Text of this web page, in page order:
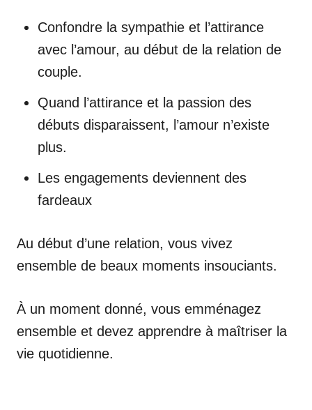
Confondre la sympathie et l’attirance
avec l’amour, au début de la relation de
couple.
Quand l’attirance et la passion des
débuts disparaissent, l’amour n’existe
plus.
Les engagements deviennent des
fardeaux
Au début d’une relation, vous vivez
ensemble de beaux moments insouciants.
À un moment donné, vous emménagez
ensemble et devez apprendre à maîtriser la
vie quotidienne.